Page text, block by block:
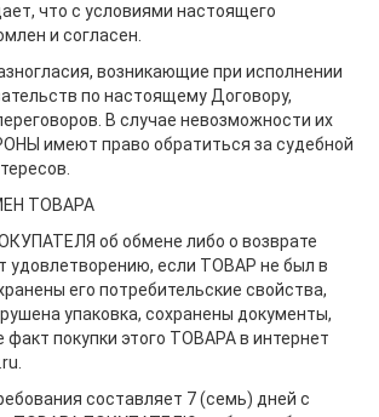
что с условиями настоящего
и согласен.
возникающие при исполнении
по настоящему Договору,
В случае невозможности их
имеют право обратиться за судебной
ТОВАРА
об обмене либо о возврате
если ТОВАР не был в
его потребительские свойства,
упаковка, сохранены документы,
покупки этого ТОВАРА в интернет
составляет 7 (семь) дней с